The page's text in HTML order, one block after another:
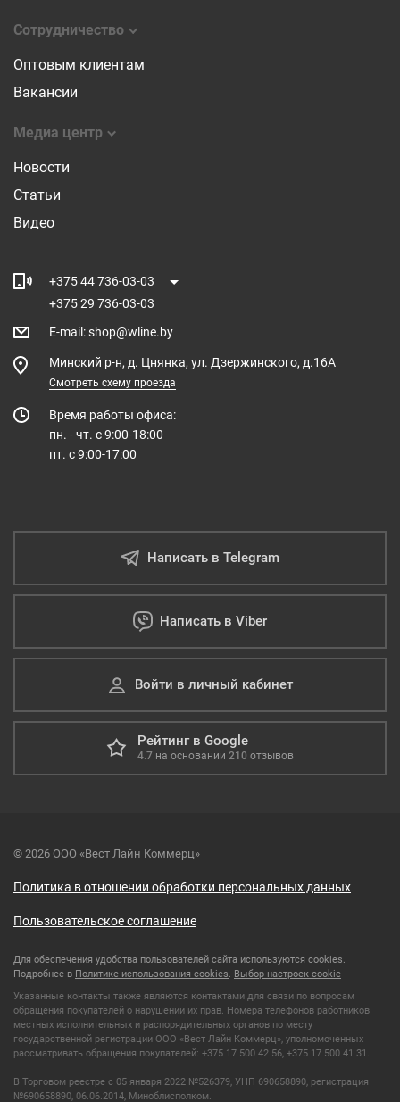
Сотрудничество
Оптовым клиентам
Вакансии
Медиа центр
Новости
Статьи
Видео
+375 44 736-03-03
+375 29 736-03-03
E-mail :shop@wline.by
Минский р-н, д. Цнянка, ул. Дзержинского, д.16А
Смотреть схему проезда
Время работы офиса:
пн. - чт. с 9:00-18:00
пт. с 9:00-17:00
Написать в Telegram
Написать в Viber
Войти в личный кабинет
Рейтинг в Google
4.7 на основании 210 отзывов
© 2026 ООО «Вест Лайн Коммерц»
Политика в отношении обработки персональных данных
Пользовательское соглашение
Для обеспечения удобства пользователей сайта используются cookies.
Подробнее в Политике использования cookies. Выбор настроек cookie
Указанные контакты также являются контактами для связи по вопросам
обращения покупателей о нарушении их прав. Номера телефонов работников
местных исполнительных и распорядительных органов по месту
государственной регистрации ООО «Вест Лайн Коммерц», уполномоченных
рассматривать обращения покупателей: +375 17 500 42 56, +375 17 500 41 31.
В Торговом реестре с 05 января 2022 №526379, УНП 690658890, регистрация
№690658890, 06.06.2014, Миноблисполком.